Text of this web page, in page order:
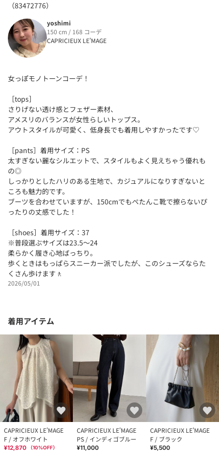
（83472776）
yoshimi
150 cm / 168 コーデ
CAPRICIEUX LE'MAGE
女っぽモノトーンコーデ！
［tops］
さりげない透け感とフェザー素材、
アメスリのバランスが女性らしいトップス。
アウトスタイルが可愛く、低身長でも着用しやすかったです♡
［pants］着用サイズ：PS
太すぎない麗なシルエットで、スタイルもよく見えちゃう優れも
の◎
しっかりとしたハリのある生地で、カジュアルになりすぎないと
ころも魅力的です。
ブーツを合わせていますが、150cmでもぺたんこ靴で擦らないぴ
ったりの丈感でした！
［shoes］着用サイズ：37
※普段選ぶサイズは23.5〜24
柔らかく履き心地ばっちり。
歩くときはもっぱらスニーカー派でしたが、このシューズならた
くさん歩けます🚶
2026/05/01
着用アイテム
CAPRICIEUX LE'MAGE
F / オフホワイト
¥12,870 （10%OFF）
CAPRICIEUX LE'MAGE
PS / インディゴブルー
¥11,000
CAPRICIEUX LE'MAGE
F / ブラック
¥5,500